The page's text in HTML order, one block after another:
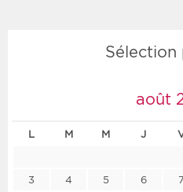
Sélection
août
L M M J
3
4 5 6 7